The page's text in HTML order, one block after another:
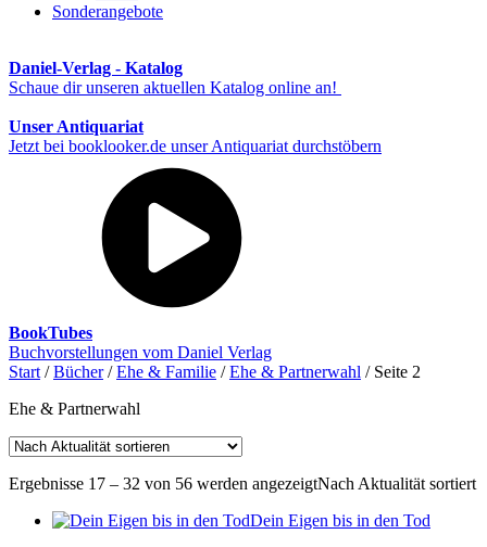
Sonderangebote
Daniel-Verlag - Katalog
Schaue dir unseren aktuellen Katalog online an!
Unser Antiquariat
Jetzt bei booklooker.de unser Antiquariat durchstöbern
BookTubes
Buchvorstellungen vom Daniel Verlag
Start /Bücher/Ehe & Familie /Ehe & Partnerwahl / Seite 2
Ehe & Partnerwahl
Ergebnisse 17 – 32 von 56 werden angezeigtNach Aktualität sortiert
Dein Eigen bis in den Tod